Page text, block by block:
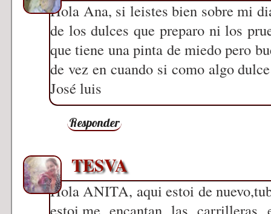
Hola Ana, si leistes bien sobre mi
de los dulces que preparo ni los
que tiene una pinta de miedo pero
de vez en cuando si como algo
José luis
Responder
TESVA
Hola ANITA, aqui estoi de
estoi,me encantan las